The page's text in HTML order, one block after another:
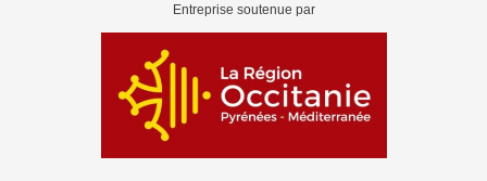
Entreprise soutenue par